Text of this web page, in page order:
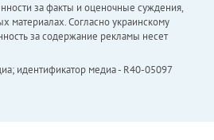
за факты и оценочные суждения,
материалах. Согласно украинскому
за содержание рекламы несет
идентификатор медиа - R40-05097